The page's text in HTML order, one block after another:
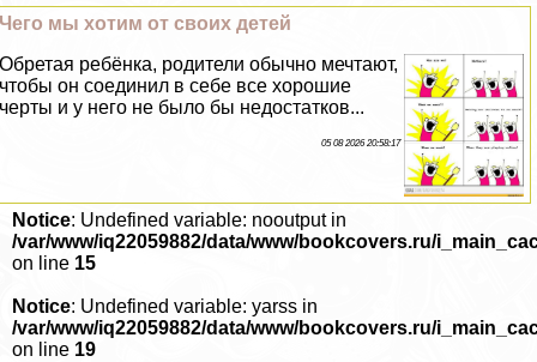
Чего мы хотим от своих детей
Обретая ребёнка, родители обычно мечтают,
чтобы он соединил в себе все хорошие
черты и у него не было бы недостатков...
05 08 2026 20:58:17
Notice: Undefined variable: nooutput in
/var/www/iq22059882/data/www/bookcovers.ru/
on line 15
Notice: Undefined variable: yarss in
/var/www/iq22059882/data/www/bookcovers.ru/
on line 19